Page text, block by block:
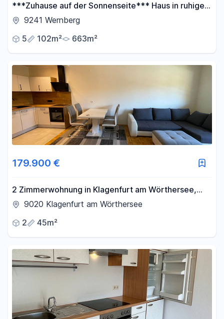
***Zuhause auf der Sonnenseite*** Haus in ruhiger
Sackgasse mit unverbaubarem Ausblick
9241 Wernberg
5
102m² 663m²
179.900 €
2 Zimmerwohnung in Klagenfurt am Wörthersee,
sofort beziehbar, Privatverkauf - Provisionsfrei
9020 Klagenfurt am Wörthersee
2
45m²